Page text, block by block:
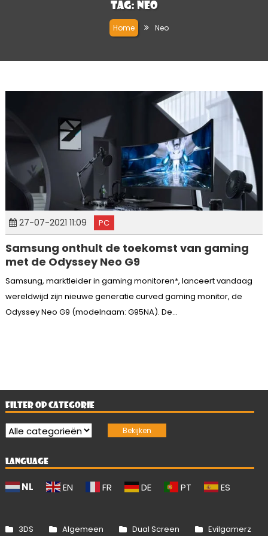
Tag: Neo
Home Neo
27-07-2021 11:09 PC
Samsung onthult de toekomst van gaming
met de Odyssey Neo G9
Samsung, marktleider in gaming monitoren*, lanceert vandaag
wereldwijd zijn nieuwe generatie curved gaming monitor, de
Odyssey Neo G9 (modelnaam: G95NA). De...
FILTER OP CATEGORIE
LANGUAGE
NL EN FR DE PT ES
3DS Algemeen Dual Screen Evilgamerz